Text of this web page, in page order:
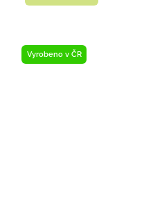
Vyrobeno v ČR